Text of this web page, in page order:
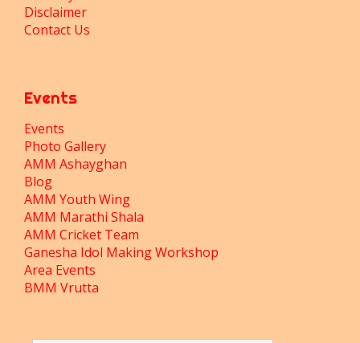
Disclaimer
Contact Us
Events
Events
Photo Gallery
AMM Ashayghan
Blog
AMM Youth Wing
AMM Marathi Shala
AMM Cricket Team
Ganesha Idol Making Workshop
Area Events
BMM Vrutta